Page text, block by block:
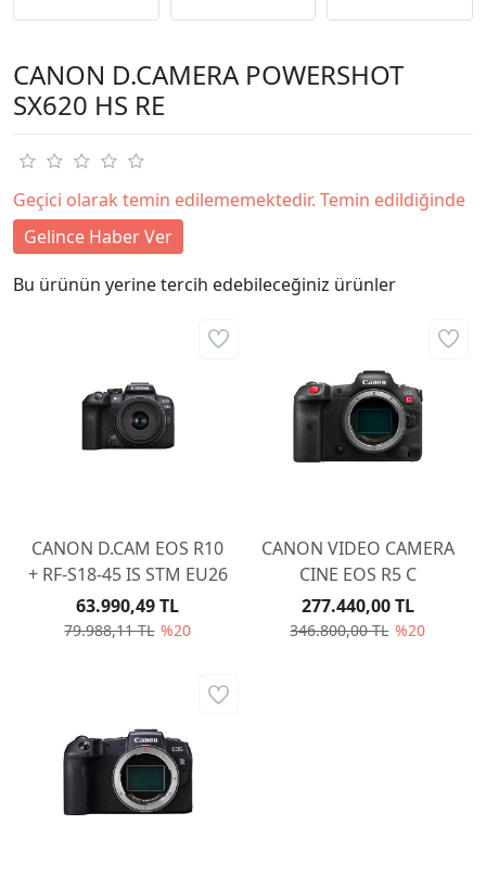
CANON D.CAMERA POWERSHOT
SX620 HS RE
Geçici olarak temin edilememektedir. Temin edildiğinde
Gelince Haber Ver
Bu ürünün yerine tercih edebileceğiniz ürünler
CANON D.CAM EOS R10
+ RF-S18-45 IS STM EU26
79.988,11 TL %20
63.990,49 TL
CANON VIDEO CAMERA
CINE EOS R5 C
346.800,00 TL %20
277.440,00 TL